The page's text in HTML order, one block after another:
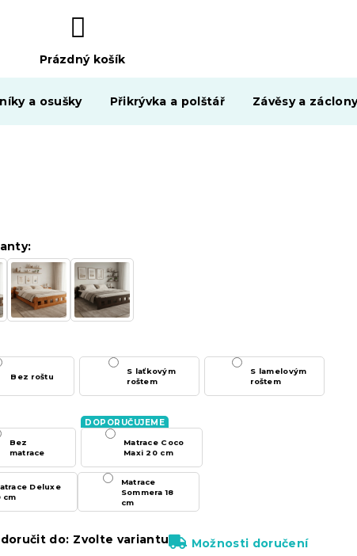
NÁKUPNÍ
KOŠÍK
Prázdný košík
a osušky Přikrývka a polštář Závěsy a
Bez roštu
S laťkovým
roštem
S lamelovým
roštem
Bez
matrace
Matrace Coco
Maxi 20 cm
Deluxe
cm
Matrace
Sommera 18
cm
do: Zvolte variantu Možnosti doručení